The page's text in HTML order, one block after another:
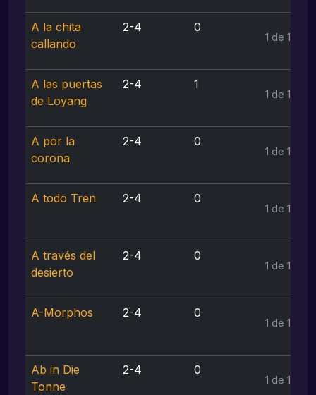
A la chita
callando
2-4 0
1 de 1
A las puertas
de Loyang
2-4 1
1 de 1
A por la
corona
2-4 0
1 de 1
A todo Tren 2-4 0
1 de 1
A través del
desierto
2-4 0
1 de 1
A-Morphos 2-4 0
1 de 1
Ab in Die
Tonne
2-4 0
1 de 1